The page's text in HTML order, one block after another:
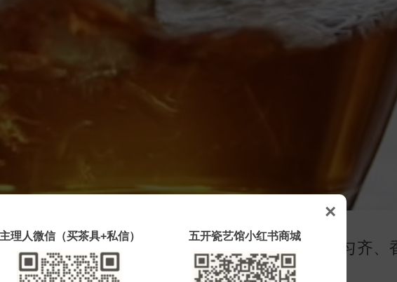
×
理人微信（买茶具+私信） 五开瓷艺馆小红书商城
润带宝色的特点，冲泡后茶汤清澈艳丽、软亮匀齐
之感。